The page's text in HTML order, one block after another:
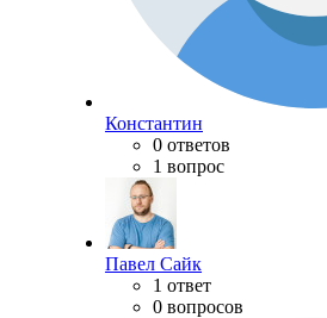
Константин
0 ответов
1 вопрос
Павел Сайк
1 ответ
0 вопросов